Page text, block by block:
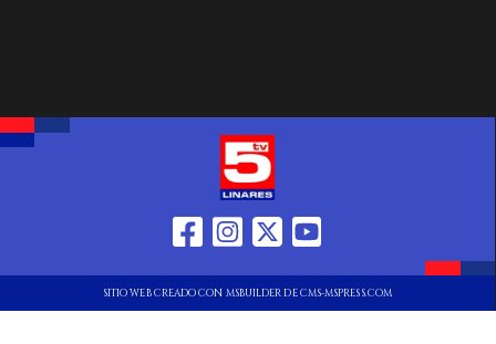
SITIO WEB CREADO CON MSBUILDER DE CMS-MSPRESS.COM